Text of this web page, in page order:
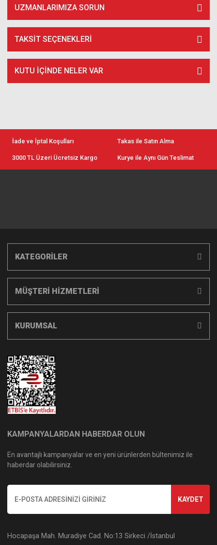
UZMANLARIMIZA SORUN
TAKSIT SEÇENEKLERI
KUTU İÇİNDE NELER VAR
İade ve İptal Koşulları Takas ile Satın Alma
3000 TL Üzeri Ücretsiz Kargo Kurye ile Aynı Gün Teslimat
KATEGORİLER
MÜŞTERİ HİZMETLERİ
KURUMSAL
KAMPANYALARDAN HABERDAR OLUN
En avantajlı kampanyalar ve en yeni ürünlerden bültenimiz ile
haberdar olabilirsiniz.
KAYDET
Hocapaşa Mah. Muradiye Cad. No:13 Sirkeci /İstanbul